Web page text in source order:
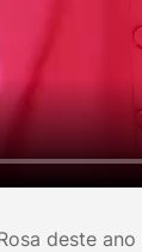
deste